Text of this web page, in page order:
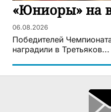
«Юниоры» на
06.08.2026
Победителей
наградили в Третьяков...